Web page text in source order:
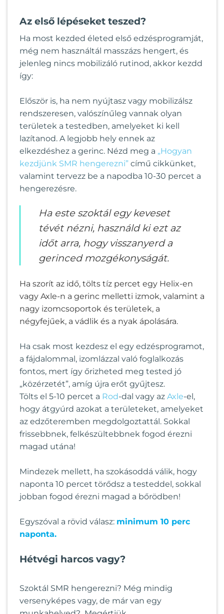
Az első lépéseket teszed?
Ha most kezded életed első edzésprogramját,
még nem használtál masszázs hengert, és
jelenleg nincs mobilizáló rutinod, akkor kezdd
így:
Először is, ha nem nyújtasz vagy mobilizálsz
rendszeresen, valószínűleg vannak olyan
területek a testedben, amelyeket ki kell
lazítanod. A legjobb hely ennek az
elkezdéshez a gerinc. Nézd meg a „Hogyan
kezdjünk SMR hengerezni” című cikkünket,
valamint tervezz be a napodba 10-30 percet a
hengerezésre.
Ha este szoktál egy keveset
tévét nézni, használd ki ezt az
időt arra, hogy visszanyerd a
gerinced mozgékonyságát.
Ha szorít az idő, tölts tíz percet egy Helix-en
vagy Axle-n a gerinc melletti izmok, valamint a
nagy izomcsoportok és területek, a
négyfejűek, a vádlik és a nyak ápolására.
Ha csak most kezdesz el egy edzésprogramot,
a fájdalommal, izomlázzal való foglalkozás
fontos, mert így őrizheted meg tested jó
„közérzetét”, amíg újra erőt gyűjtesz.
Tölts el 5-10 percet a Rod-dal vagy az Axle-el,
hogy átgyúrd azokat a területeket, amelyeket
az edzőteremben megdolgoztattál. Sokkal
frissebbnek, felkészültebbnek fogod érezni
magad utána!
Mindezek mellett, ha szokásoddá válik, hogy
naponta 10 percet törődsz a testeddel, sokkal
jobban fogod érezni magad a bőrödben!
Egyszóval a rövid válasz: minimum 10 perc
naponta.
Hétvégi harcos vagy?
Szoktál SMR hengerezni? Még mindig
versenyképes vagy, de már van egy